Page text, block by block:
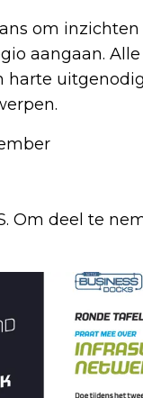
om
aangaan.
harte
Om deel te